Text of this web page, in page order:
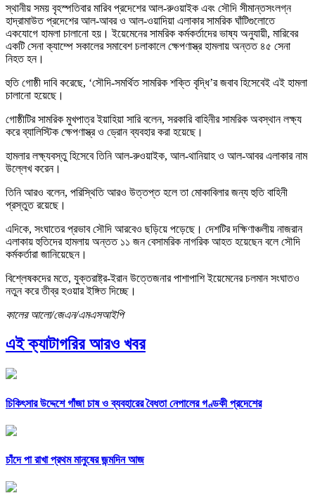
স্থানীয় সময় বৃহস্পতিবার মারিব প্রদেশের আল-রুওয়াইক এবং সৌদি সীমান্তসংলগ্ন
হাদ্রামাউত প্রদেশের আল-আবর ও আল-ওয়াদিয়া এলাকার সামরিক ঘাঁটিগুলোতে
একযোগে হামলা চালানো হয়। ইয়েমেনের সামরিক কর্মকর্তাদের ভাষ্য অনুযায়ী, মারিবের
একটি সেনা ক্যাম্পে সকালের সমাবেশ চলাকালে ক্ষেপণাস্ত্র হামলায় অন্তত ৪৫ সেনা
নিহত হন।
হুতি গোষ্ঠী দাবি করেছে, ‘সৌদি-সমর্থিত সামরিক শক্তি বৃদ্ধি’র জবাব হিসেবেই এই হামলা
চালানো হয়েছে।
গোষ্ঠীটির সামরিক মুখপাত্র ইয়াহিয়া সারি বলেন, সরকারি বাহিনীর সামরিক অবস্থান লক্ষ্য
করে ব্যালিস্টিক ক্ষেপণাস্ত্র ও ড্রোন ব্যবহার করা হয়েছে।
হামলার লক্ষ্যবস্তু হিসেবে তিনি আল-রুওয়াইক, আল-থানিয়াহ ও আল-আবর এলাকার নাম
উল্লেখ করেন।
তিনি আরও বলেন, পরিস্থিতি আরও উত্তপ্ত হলে তা মোকাবিলার জন্য হুতি বাহিনী
প্রস্তুত রয়েছে।
এদিকে, সংঘাতের প্রভাব সৌদি আরবেও ছড়িয়ে পড়েছে। দেশটির দক্ষিণাঞ্চলীয় নাজরান
এলাকায় হুতিদের হামলায় অন্তত ১১ জন বেসামরিক নাগরিক আহত হয়েছেন বলে সৌদি
কর্মকর্তারা জানিয়েছেন।
বিশ্লেষকদের মতে, যুক্তরাষ্ট্র-ইরান উত্তেজনার পাশাপাশি ইয়েমেনের চলমান সংঘাতও
নতুন করে তীব্র হওয়ার ইঙ্গিত দিচ্ছে।
কালের আলো/জেএন/এমএসআইপি
এই ক্যাটাগরির আরও খবর
চিকিৎসার উদ্দেশে গাঁজা চাষ ও ব্যবহারের বৈধতা নেপালের গণ্ডকী প্রদেশের
চাঁদে পা রাখা প্রথম মানুষের জন্মদিন আজ